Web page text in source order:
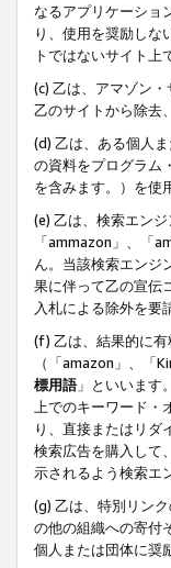
なるアプリケーショ
り、使用を奨励しな
トではないサイト上
(c) 乙は、アマゾン
乙のサイトから除去
(d) 乙は、ある個人
の資料をプログラム
を含みます。）を
(e) 乙は、検索エン
「ammazon」、「
ん。当該検索エンジ
果に伴って乙の宣伝
入札による除外を要
(f) 乙は、結果的に
（「amazon」、「
標用語」といいます
上でのキーワード
り、直接またはリダ
検索広告を購入して
示されるよう検索エ
(g) 乙は、特別リン
の他の組織への寄付
個人または団体に奨